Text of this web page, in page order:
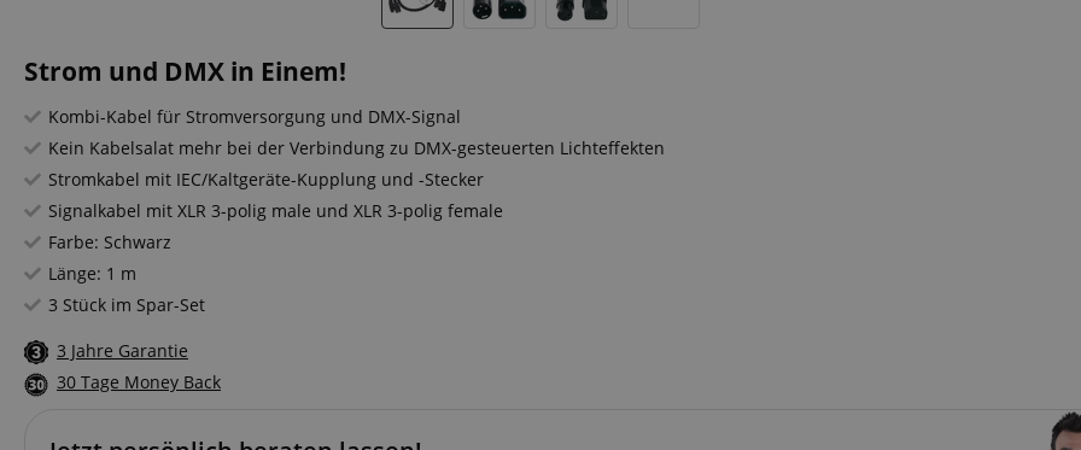
Strom und DMX in Einem!
Kombi-Kabel für Stromversorgung und DMX-Signal
Kein Kabelsalat mehr bei der Verbindung zu DMX-gesteuerten Lichteffekten
Stromkabel mit IEC/Kaltgeräte-Kupplung und -Stecker
Signalkabel mit XLR 3-polig male und XLR 3-polig female
Farbe: Schwarz
Länge: 1 m
3 Stück im Spar-Set
3 Jahre Garantie
30 Tage Money Back